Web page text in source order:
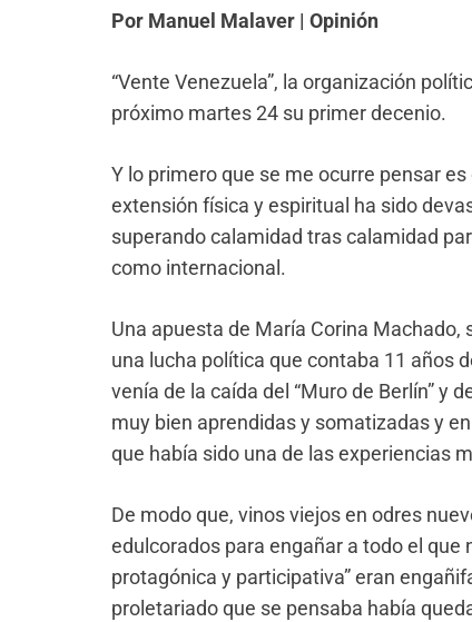
Por Manuel Malaver | Opinión
“Vente Venezuela”, la organización
próximo martes 24 su primer decenio.
Y lo primero que se me ocurre pensar
extensión física y espiritual ha sido
superando calamidad tras calamidad
como internacional.
Una apuesta de María Corina
una lucha política que contaba 11 años
venía de la caída del “Muro de Berlín” y
muy bien aprendidas y somatizadas y
que había sido una de las experiencias
De modo que, vinos viejos en odres
edulcorados para engañar a todo el que
protagónica y participativa” eran
proletariado que se pensaba había